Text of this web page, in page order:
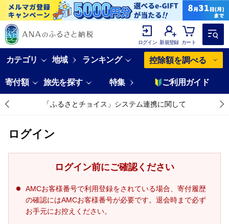
ログイン 新規登録 カート
カテゴリ 地域 ランキング 控除額を調べる
寄付額 旅先を探す 特集 ご利用ガイド
「ふるさとチョイス」システム連携に関して
ログイン
ログイン前にご確認ください
AMCお客様番号で利用登録をされている場合、寄付履歴
の確認にはAMCお客様番号が必要です。退会時まで必ず
お手元にお控えください。